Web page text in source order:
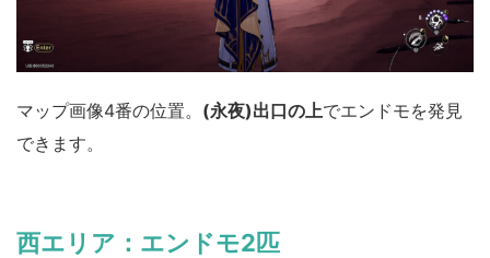
マップ画像4番の位置。 (永夜)出口の上でエンドモを発見
できます。
西エリア：エンドモ2匹